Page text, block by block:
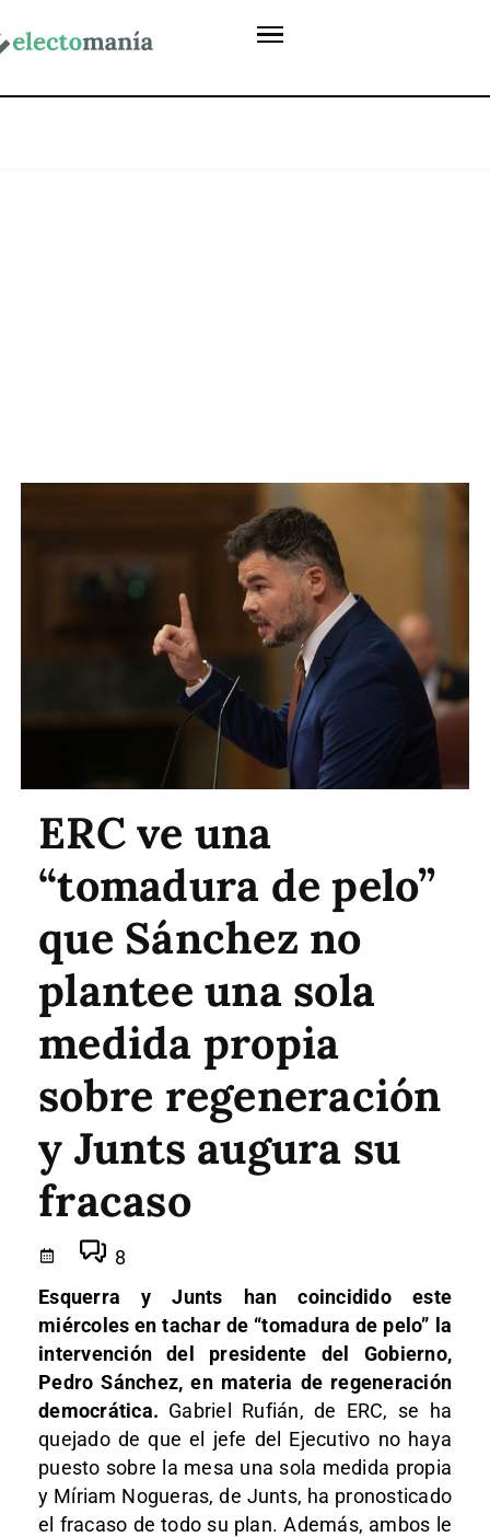
ERC ve una
“tomadura de pelo”
que Sánchez no
plantee una sola
medida propia
sobre regeneración
y Junts augura su
fracaso
8
Esquerra y Junts han coincidido este
miércoles en tachar de “tomadura de pelo” la
intervención del presidente del Gobierno,
Pedro Sánchez, en materia de regeneración
democrática. Gabriel Rufián, de ERC, se ha
quejado de que el jefe del Ejecutivo no haya
puesto sobre la mesa una sola medida propia
y Míriam Nogueras, de Junts, ha pronosticado
el fracaso de todo su plan. Además, ambos le